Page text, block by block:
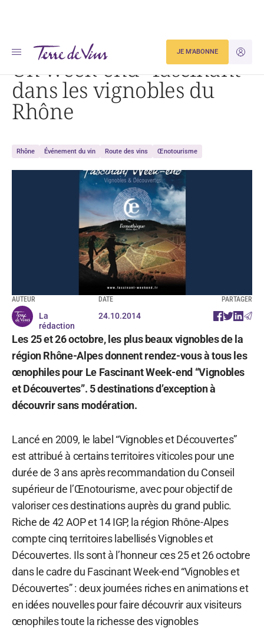
JE
JE M'ABONNE
Accueil Un week-end « fascinant » dans les vignobles du Rhône
Un week-end “fascinant”
dans les vignobles du
Rhône
Rhône Événement du vin Route des vins Œnotourisme
AUTEUR
La
rédaction
DATE
24.10.2014
PARTAGER
Les 25 et 26 octobre, les plus beaux vignobles de la
région Rhône-Alpes donnent rendez-vous à tous les
œnophiles pour Le Fascinant Week-end “Vignobles
et Découvertes”. 5 destinations d’exception à
découvrir sans modération.
Lancé en 2009, le label “Vignobles et Découvertes”
est attribué à certains territoires viticoles pour une
durée de 3 ans après recommandation du Conseil
supérieur de l’Œnotourisme, avec pour objectif de
valoriser ces destinations auprès du grand public.
Riche de 42 AOP et 14 IGP, la région Rhône-Alpes
compte cinq territoires labellisés Vignobles et
Découvertes. Ils sont à l’honneur ces 25 et 26 octobre
dans le cadre du Fascinant Week-end “Vignobles et
Découvertes” : deux journées riches en animations et
en idées nouvelles pour faire découvrir aux visiteurs
œnophiles toute la richesse des vignobles